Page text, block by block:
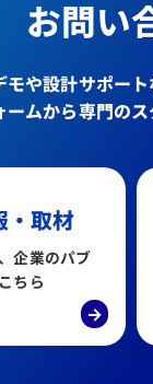
お問い
や設計サポー
ムから専門のス
・取材
企業のパブ
ちら
→